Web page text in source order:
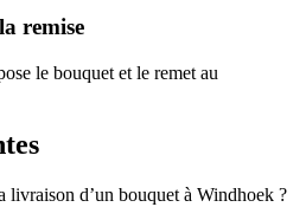
remise
le bouquet et le remet au
livraison d’un bouquet à Windhoek ?